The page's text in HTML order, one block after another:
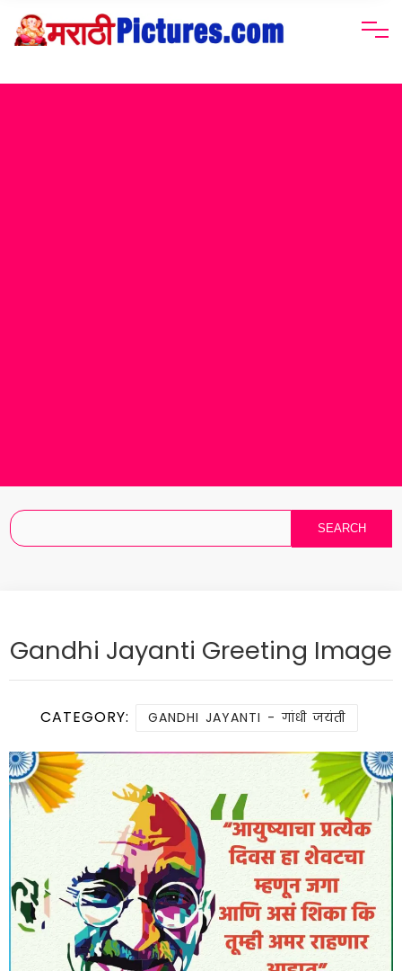
Gandhi Jayanti Greeting Image
CATEGORY: GANDHI JAYANTI - गांधी जयंती